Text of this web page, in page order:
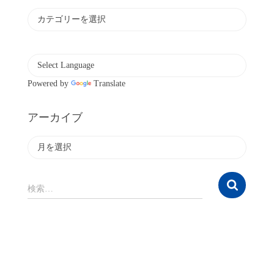
Powered by
Translate
アーカイブ
イ
ブ
検
索
検索…